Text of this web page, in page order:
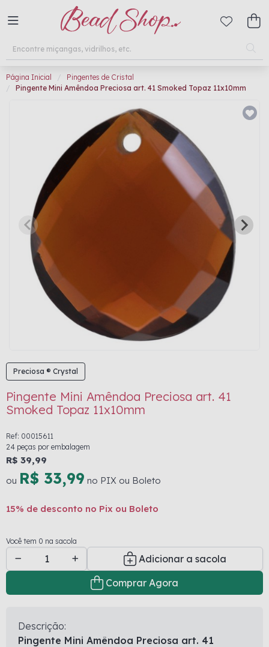
Página Inicial
Pingentes de Cristal
Pingente Mini Amêndoa Preciosa art. 41 Smoked Topaz 11x10mm
Preciosa ® Crystal
Pingente Mini Amêndoa Preciosa art. 41
Smoked Topaz 11x10mm
Ref: 00015611
24 peças por embalagem
R$ 39,99
ou R$ 33,99 no PIX ou Boleto
15% de desconto no Pix ou Boleto
Você tem 0 na sacola
Adicionar a sacola
Comprar Agora
Descrição:
Pingente Mini Amêndoa Preciosa art. 41